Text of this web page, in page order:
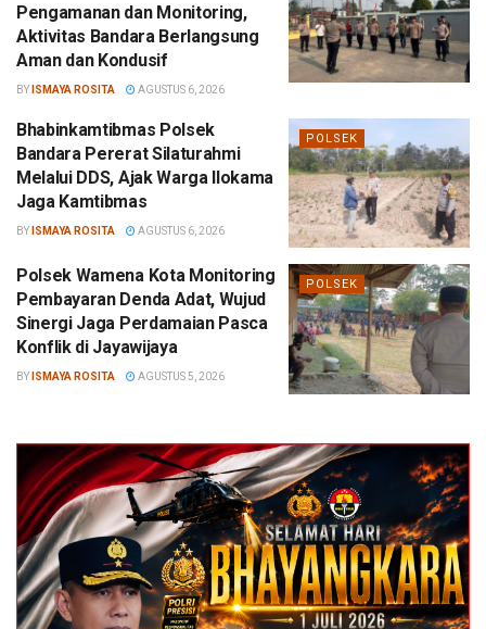
Pengamanan dan Monitoring,
Aktivitas Bandara Berlangsung
Aman dan Kondusif
BY ISMAYA ROSITA AGUSTUS 6, 2026
POLSEK
Bhabinkamtibmas Polsek
Bandara Pererat Silaturahmi
Melalui DDS, Ajak Warga Ilokama
Jaga Kamtibmas
BY ISMAYA ROSITA AGUSTUS 6, 2026
POLSEK
Polsek Wamena Kota Monitoring
Pembayaran Denda Adat, Wujud
Sinergi Jaga Perdamaian Pasca
Konflik di Jayawijaya
BY ISMAYA ROSITA AGUSTUS 5, 2026